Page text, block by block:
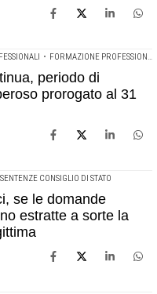
• FORMAZIONE PROFESSIONALE CONTINUA
periodo di
prorogato al 31
SENTENZE CONSIGLIO DI STATO
se le domande
estratte a sorte la